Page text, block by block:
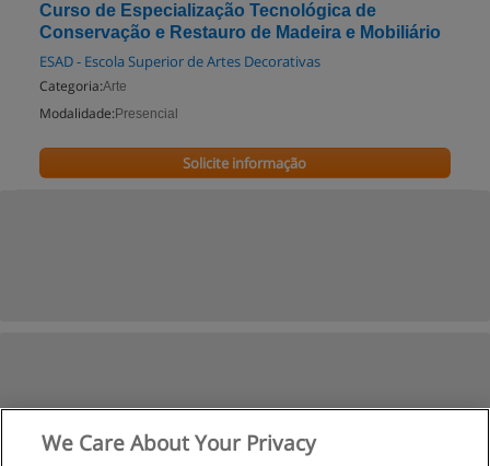
Curso de Especialização Tecnológica de
Conservação e Restauro de Madeira e Mobiliário
ESAD - Escola Superior de Artes Decorativas
Categoria:Arte
Modalidade: Presencial
Solicite informação
We Care About Your Privacy